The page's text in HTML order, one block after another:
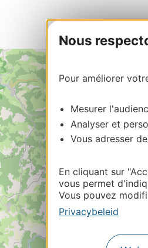
Nous
Pour améliorer
Mesurer
Analyser et
Vous adresser
En cliquant sur
vous permet
Vous pouvez
Privacybeleid